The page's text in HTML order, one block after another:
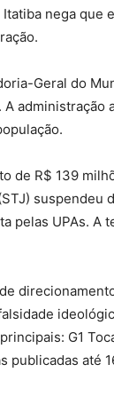
nega
Geral do
administração
de R$ 139
suspendeu
pelas UPAs. A
G1
publicadas até